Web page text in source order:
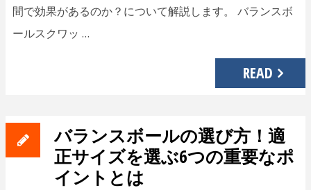
間で効果があるのか？について解説します。 バランスボ
ールスクワッ …
READ
バランスボールの選び方！適
正サイズを選ぶ6つの重要なポ
イントとは